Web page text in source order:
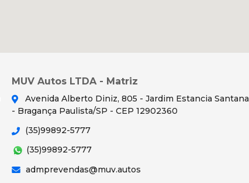
MUV Autos LTDA - Matriz
Avenida Alberto Diniz, 805 - Jardim Estancia Santana
- Bragança Paulista/SP - CEP 12902360
(35)99892-5777
(35)99892-5777
admprevendas@muv.autos